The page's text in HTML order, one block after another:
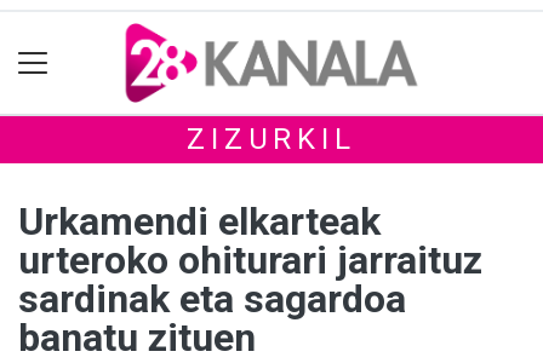
ZIZURKIL
Urkamendi elkarteak
urteroko ohiturari jarraituz
sardinak eta sagardoa
banatu zituen